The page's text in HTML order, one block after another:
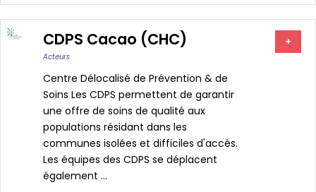
CDPS Cacao (CHC)
Acteurs
Centre Délocalisé de Prévention & de
Soins Les CDPS permettent de garantir
une offre de soins de qualité aux
populations résidant dans les
communes isolées et difficiles d'accès.
Les équipes des CDPS se déplacent
également ...
+